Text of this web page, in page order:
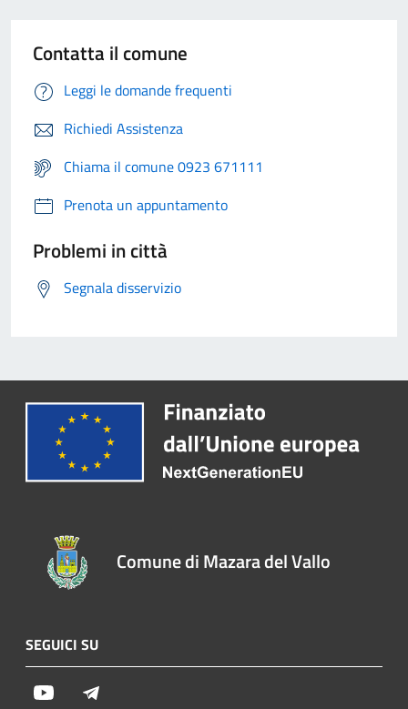
Contatta il comune
Leggi le domande frequenti
Richiedi Assistenza
Chiama il comune 0923 671111
Prenota un appuntamento
Problemi in città
Segnala disservizio
Comune di Mazara del Vallo
SEGUICI SU
Youtube